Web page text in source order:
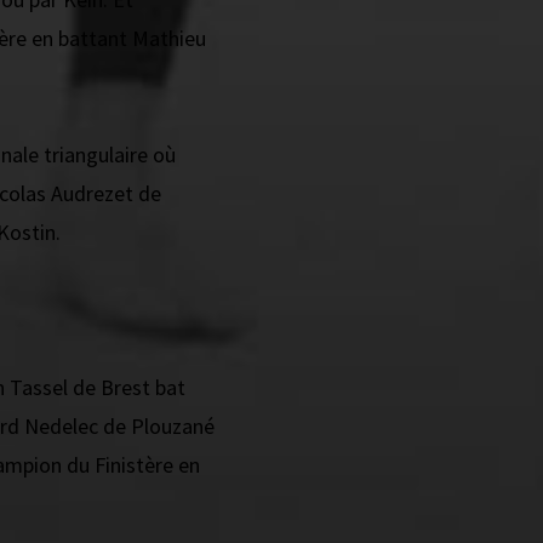
en battant Mathieu
triangulaire où
Audrezet de
Tassel de Brest bat
Nedelec de Plouzané
du Finistère en